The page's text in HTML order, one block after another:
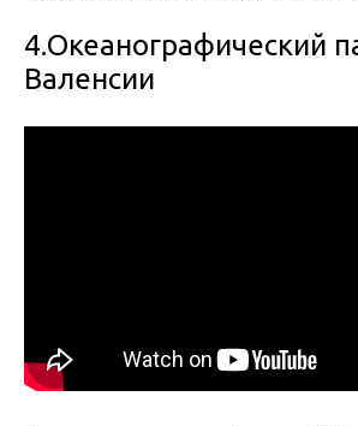
4.Океанографический
Валенсии